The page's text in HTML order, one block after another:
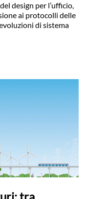
design per l’ufficio,
ai protocolli delle
di sistema